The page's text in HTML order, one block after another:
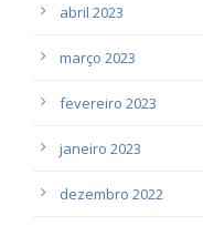
abril 2023
março 2023
fevereiro 2023
janeiro 2023
dezembro 2022